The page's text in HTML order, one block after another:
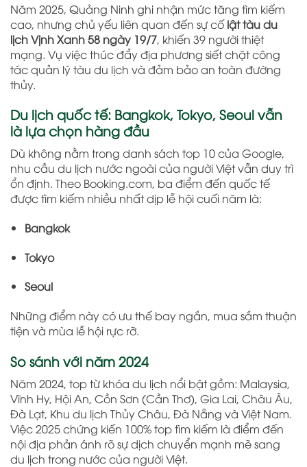
Năm 2025, Quảng Ninh ghi nhận mức tăng tìm kiếm
cao, nhưng chủ yếu liên quan đến sự cốlật tàu du
lịch Vịnh Xanh 58 ngày 19/7, khiến 39 người thiệt
mạng. Vụ việc thúc đẩy địa phương siết chặt công
tác quản lý tàu du lịch và đảm bảo an toàn đường
thủy.
Du lịch quốc tế: Bangkok, Tokyo, Seoul vẫn
là lựa chọn hàng đầu
Dù không nằm trong danh sách top 10 của Google,
nhu cầu du lịch nước ngoài của người Việt vẫn duy trì
ổn định. Theo Booking.com, ba điểm đến quốc tế
được tìm kiếm nhiều nhất dịp lễ hội cuối năm là:
Bangkok
Tokyo
Seoul
Những điểm này có ưu thế bay ngắn, mua sắm thuận
tiện và mùa lễ hội rực rỡ.
So sánh với năm 2024
Năm 2024, top từ khóa du lịch nổi bật gồm: Malaysia,
Vĩnh Hy, Hội An, Cồn Sơn (Cần Thơ), Gia Lai, Châu Âu,
Đà Lạt, Khu du lịch Thủy Châu, Đà Nẵng và Việt Nam.
Việc 2025 chứng kiến 100% top tìm kiếm là điểm đến
nội địa phản ánh rõ sự dịch chuyển mạnh mẽ sang
du lịch trong nước của người Việt.